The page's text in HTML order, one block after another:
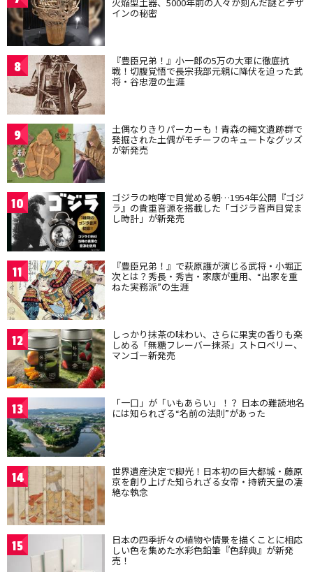
火焔型土器、5000年前の人々が刻んだ謎とデザ
インの秘密
8 『豊臣兄弟！』小一郎の5万の大軍に徹底抗
戦！切腹覚悟で長宗我部元親に降伏を迫った武
将・谷忠澄の生涯
9 土偶なりきりパーカーも！青森の縄文遺跡群で
発掘された土偶がモチーフのキュートなグッズ
が新発売
10 ゴジラの咆哮で目覚める朝…1954年公開『ゴジ
ラ』の貴重音源を搭載した「ゴジラ音声目覚ま
し時計」が新発売
11 『豊臣兄弟！』で萩原護が演じる武将・小堀正
次とは？秀長・秀吉・家康が重用、“出家を重
ねた実務派”の生涯
12 しっかり抹茶の味わい、さらに果実の香りも楽
しめる「無糖フレーバー抹茶」ストロベリー、
マンゴー新発売
13 「一口」が「いもあらい」！？ 日本の難読地名
には知られざる“名前の法則”があった
14 世界遺産決定で脚光！日本初の巨大都城・藤原
京を創り上げた知られざる女帝・持統天皇の凄
絶な執念
15 日本の四季折々の植物や情景を描くことに相応
しい色を集めた水彩色鉛筆『色辞典』が新発
売！